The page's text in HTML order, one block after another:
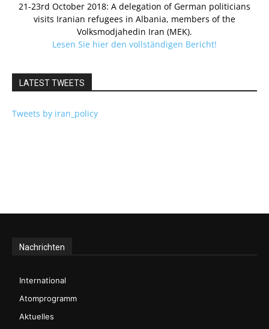
21-23rd October 2018: A delegation of German politicians
visits Iranian refugees in Albania, members of the
Volksmodjahedin Iran (MEK).
Lesen Sie hier den vollständigen Bericht!
LATEST TWEETS
Tweets by iran_policy
Nachrichten
International
Atomprogramm
Aktuelles